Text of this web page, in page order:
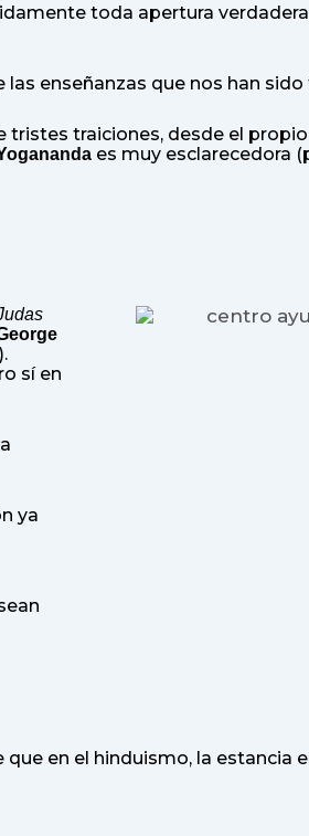
toda apertura
enseñanzas que nos han
traiciones, desde el
es muy esclarecedora
).
sí en
ya
en el hinduismo, la estancia